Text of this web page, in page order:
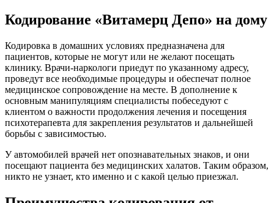
Кодирование «Витамерц Депо» на дому
Кодировка в домашних условиях предназначена для
пациентов, которые не могут или не желают посещать
клинику. Врачи-наркологи приедут по указанному адресу,
проведут все необходимые процедуры и обеспечат полное
медицинское сопровождение на месте. В дополнение к
основным манипуляциям специалисты побеседуют с
клиентом о важности продолжения лечения и посещения
психотерапевта для закрепления результатов и дальнейшей
борьбы с зависимостью.
У автомобилей врачей нет опознавательных знаков, и они
посещают пациента без медицинских халатов. Таким образом,
никто не узнает, кто именно и с какой целью приезжал.